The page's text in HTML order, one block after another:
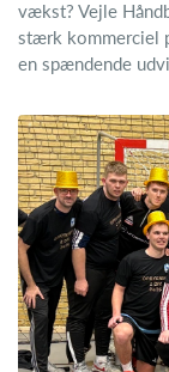
vækst? Vejle
stærk kommerciel
en spændende